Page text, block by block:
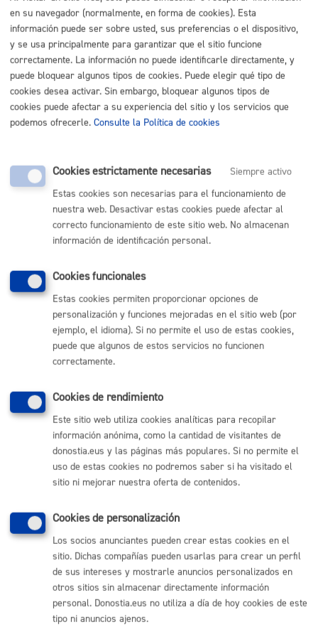
Buscar
Listado completo de Trámites
Edificios, viviendas y locales
Consultas y certificados urbanísticos
* Online con certificado
ONLINE
TELÉFONO
MÁQUINA
Volver al índice Volver atrás
Comunícate con el Ayuntamiento de Donostia / San
Sebastián
(+34) 943 481 000
Buzón de la ciudadanía
Informar de un error en la web
Enlaces útiles
Perfil del contratante
Sede electrónica
Mapas - GeoDonostia
Sala de prensa
Mapa web
Otras páginas web corporativas
en su navegador (normalmente, en forma de cookies). Esta
información puede ser sobre usted, sus preferencias o el dispositivo,
y se usa principalmente para garantizar que el sitio funcione
correctamente. La información no puede identificarle directamente, y
puede bloquear algunos tipos de cookies. Puede elegir qué tipo de
cookies desea activar. Sin embargo, bloquear algunos tipos de
cookies puede afectar a su experiencia del sitio y los servicios que
podemos ofrecerle. Consulte la Política de cookies
Cookies estrictamente necesarias
Siempre activo
Estas cookies son necesarias para el funcionamiento de
nuestra web. Desactivar estas cookies puede afectar al
correcto funcionamiento de este sitio web. No almacenan
información de identificación personal.
Cookies funcionales
Estas cookies permiten proporcionar opciones de
personalización y funciones mejoradas en el sitio web (por
ejemplo, el idioma). Si no permite el uso de estas cookies,
puede que algunos de estos servicios no funcionen
correctamente.
Cookies de rendimiento
Este sitio web utiliza cookies analíticas para recopilar
información anónima, como la cantidad de visitantes de
donostia.eus y las páginas más populares. Si no permite el
uso de estas cookies no podremos saber si ha visitado el
sitio ni mejorar nuestra oferta de contenidos.
Cookies de personalización
Los socios anunciantes pueden crear estas cookies en el
sitio. Dichas compañías pueden usarlas para crear un perfil
de sus intereses y mostrarle anuncios personalizados en
otros sitios sin almacenar directamente información
personal. Donostia.eus no utiliza a día de hoy cookies de este
tipo ni anuncios ajenos.